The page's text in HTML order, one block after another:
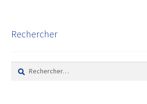
Rechercher